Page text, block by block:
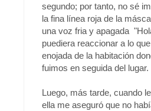
segundo; por tanto, no sé
la fina línea roja de la
una voz fria y apagada
puediera reaccionar a lo
enojada de la habitación
fuimos en seguida del lugar.
Luego, más tarde, cuando
ella me aseguró que no